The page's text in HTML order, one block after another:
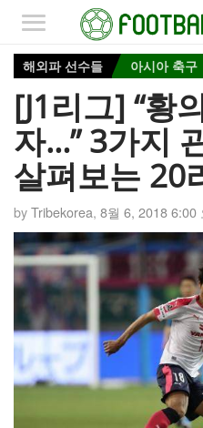
해외파 선수들 아시아 축구
[J1리그] “황
자…” 3가지
살펴보는 20
byTribekorea, 8월 6, 2018 6:00